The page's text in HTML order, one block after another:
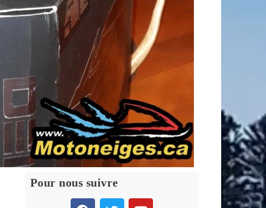
Pour nous suivre